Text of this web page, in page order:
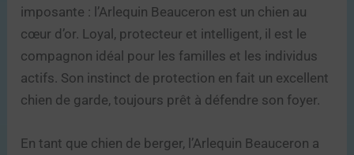
imposante : l’Arlequin Beauceron est un chien au
cœur d’or. Loyal, protecteur et intelligent, il est le
compagnon idéal pour les familles et les individus
actifs. Son instinct de protection en fait un excellent
chien de garde, toujours prêt à défendre son foyer.
En tant que chien de berger, l’Arlequin Beauceron a